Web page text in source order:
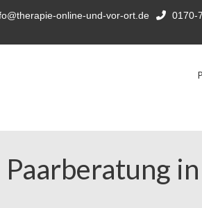
online-und-vor-ort.de 0170-
Paarberatung